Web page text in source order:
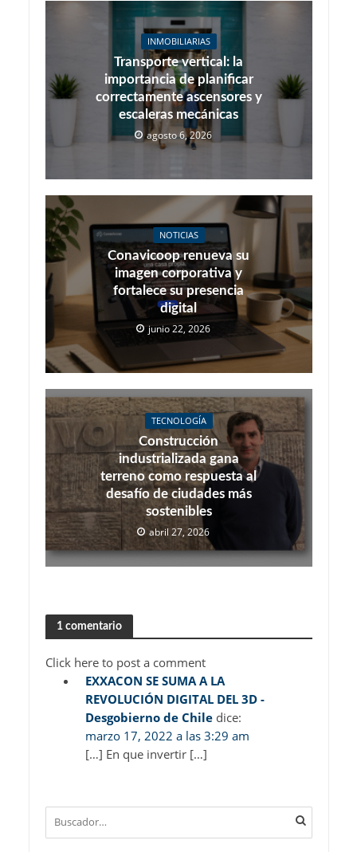
INMOBILIARIAS
Transporte vertical: la
importancia de planificar
correctamente ascensores y
escaleras mecánicas
agosto 6, 2026
NOTICIAS
Conavicoop renueva su
imagen corporativa y
fortalece su presencia
digital
junio 22, 2026
TECNOLOGÍA
Construcción
industrializada gana
terreno como respuesta al
desafío de ciudades más
sostenibles
abril 27, 2026
1 comentario
Click here to post a comment
EXXACON SE SUMA A LA
REVOLUCIÓN DIGITAL DEL 3D -
Desgobierno de Chile dice:
marzo 17, 2022 a las 3:29 am
[…] En que invertir […]